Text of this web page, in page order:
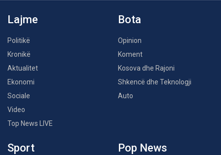
Lajme
Politikë
Kronikë
Aktualitet
Ekonomi
Sociale
Video
Top News LIVE
Bota
Opinion
Koment
Kosova dhe Rajoni
Shkencë dhe Teknologji
Auto
Sport Pop News